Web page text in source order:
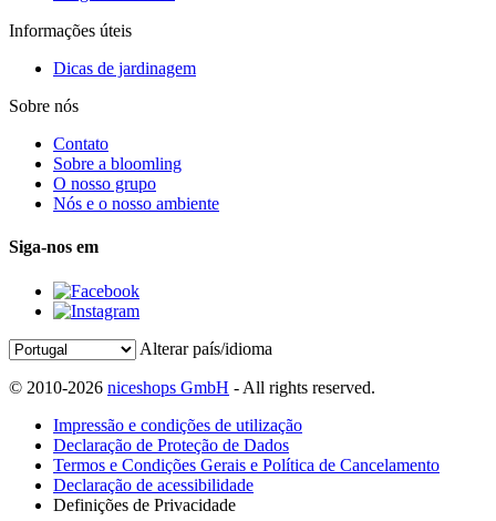
Informações úteis
Dicas de jardinagem
Sobre nós
Contato
Sobre a bloomling
O nosso grupo
Nós e o nosso ambiente
Siga-nos em
Alterar país/idioma
© 2010-2026 niceshops GmbH - All rights reserved.
Impressão e condições de utilização
Declaração de Proteção de Dados
Termos e Condições Gerais e Política de Cancelamento
Declaração de acessibilidade
Definições de Privacidade